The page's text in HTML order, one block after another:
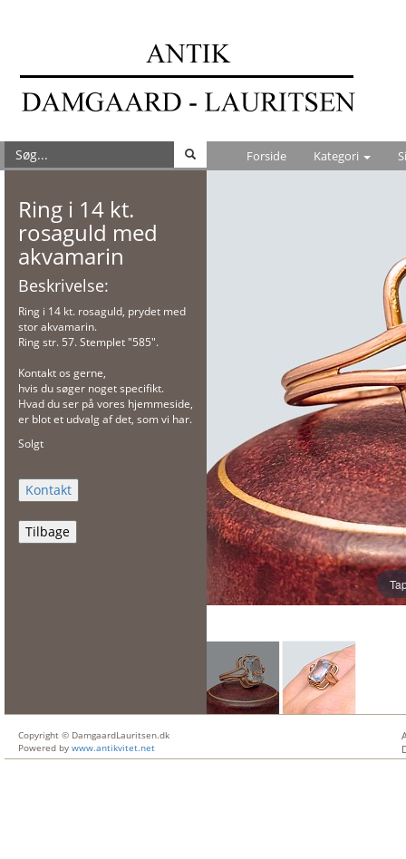
Forside Kategori
Ring i 14 kt.
rosaguld med
akvamarin
Beskrivelse:
Ring i 14 kt. rosaguld, prydet med
stor akvamarin.
Ring str. 57. Stemplet "585".
Kontakt os gerne,
hvis du søger noget specifikt.
Hvad du ser på vores hjemmeside,
er blot et udvalg af det, som vi har.
Solgt
Tilbage
Copyright © DamgaardLauritsen.dk
Powered by www.antikvitet.net